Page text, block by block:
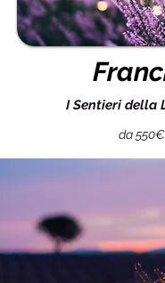
I Sentieri della
da 550€